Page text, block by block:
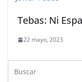
Tebas: Ni
22 mayo, 2023